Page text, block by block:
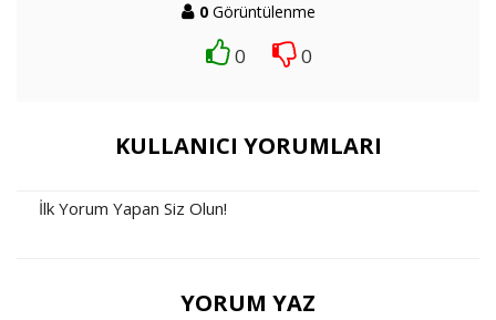
0Görüntülenme
0 0
KULLANICI YORUMLARI
İlk Yorum Yapan Siz Olun!
YORUM YAZ